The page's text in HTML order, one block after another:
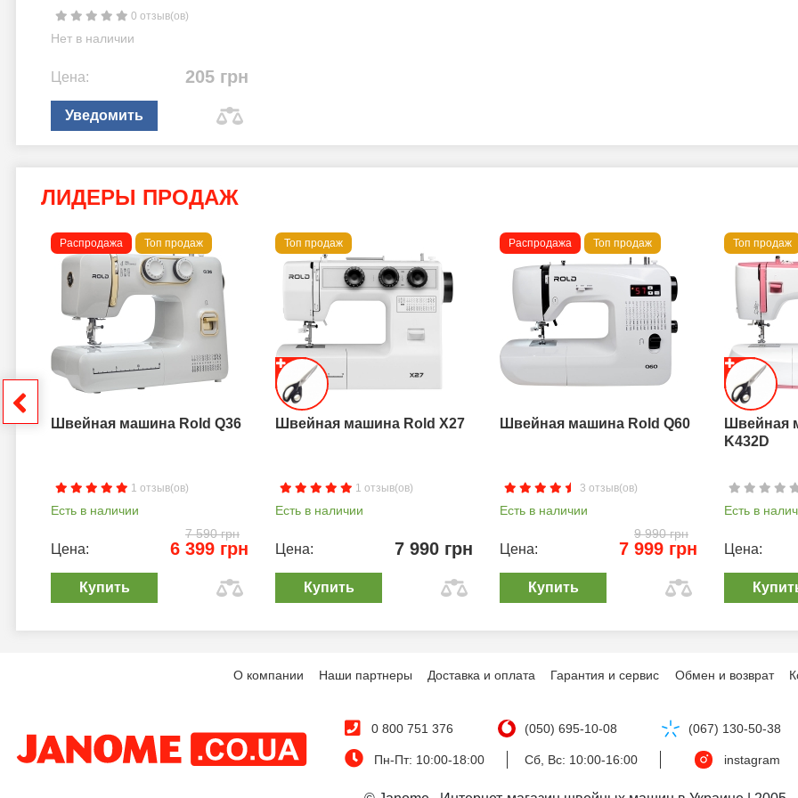
0 отзыв(ов)
Нет в наличии
Цена: 205 грн
Уведомить
ЛИДЕРЫ ПРОДАЖ
Распродажа Топ продаж
Швейная машина Rold Q36
1 отзыв(ов)
Есть в наличии
7 590 грн
Цена: 6 399 грн
Купить
Топ продаж
Швейная машина Rold X27
1 отзыв(ов)
Есть в наличии
Цена: 7 990 грн
Купить
Распродажа Топ продаж
Швейная машина Rold Q60
3 отзыв(ов)
Есть в наличии
9 990 грн
Цена: 7 999 грн
Купить
Топ продаж
Швейная
K432D
Есть в
Цена:
О компании Наши партнеры Доставка и оплата Гарантия и сервис Обмен и возврат
0 800 751 376 (050) 695-10-08 (067) 130-50-38
Пн-Пт: 10:00-18:00 Сб, Вс: 10:00-16:00 instagram